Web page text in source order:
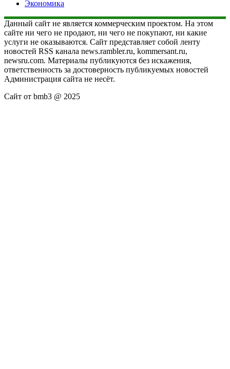
Экономика
Данный сайт не является коммерческим проектом. На этом
сайте ни чего не продают, ни чего не покупают, ни какие
услуги не оказываются. Сайт представляет собой ленту
новостей RSS канала news.rambler.ru, kommersant.ru,
newsru.com. Материалы публикуются без искажения,
ответственность за достоверность публикуемых новостей
Администрация сайта не несёт.
Сайт от bmb3 @ 2025